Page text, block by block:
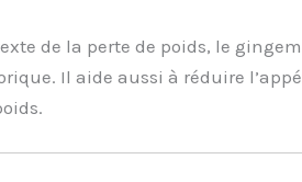
de la perte de poids, le
Il aide aussi à réduire